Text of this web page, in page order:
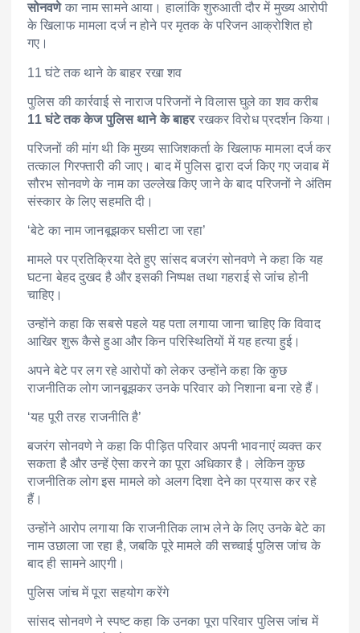
सोनवणेका नाम सामने आया। हालांकि शुरुआती दौर में मुख्य आरोपी
के खिलाफ मामला दर्ज न होने पर मृतक के परिजन आक्रोशित हो
गए।
11 घंटे तक थाने के बाहर रखा शव
पुलिस की कार्रवाई से नाराज परिजनों ने विलास घुले का शव करीब
11 घंटे तक केज पुलिस थाने के बाहररखकर विरोध प्रदर्शन किया।
परिजनों की मांग थी कि मुख्य साजिशकर्ता के खिलाफ मामला दर्ज कर
तत्काल गिरफ्तारी की जाए। बाद में पुलिस द्वारा दर्ज किए गए जवाब में
सौरभ सोनवणे के नाम का उल्लेख किए जाने के बाद परिजनों ने अंतिम
संस्कार के लिए सहमति दी।
‘बेटे का नाम जानबूझकर घसीटा जा रहा’
मामले पर प्रतिक्रिया देते हुए सांसद बजरंग सोनवणे ने कहा कि यह
घटना बेहद दुखद है और इसकी निष्पक्ष तथा गहराई से जांच होनी
चाहिए।
उन्होंने कहा कि सबसे पहले यह पता लगाया जाना चाहिए कि विवाद
आखिर शुरू कैसे हुआ और किन परिस्थितियों में यह हत्या हुई।
अपने बेटे पर लग रहे आरोपों को लेकर उन्होंने कहा कि कुछ
राजनीतिक लोग जानबूझकर उनके परिवार को निशाना बना रहे हैं।
‘यह पूरी तरह राजनीति है’
बजरंग सोनवणे ने कहा कि पीड़ित परिवार अपनी भावनाएं व्यक्त कर
सकता है और उन्हें ऐसा करने का पूरा अधिकार है। लेकिन कुछ
राजनीतिक लोग इस मामले को अलग दिशा देने का प्रयास कर रहे
हैं।
उन्होंने आरोप लगाया कि राजनीतिक लाभ लेने के लिए उनके बेटे का
नाम उछाला जा रहा है, जबकि पूरे मामले की सच्चाई पुलिस जांच के
बाद ही सामने आएगी।
पुलिस जांच में पूरा सहयोग करेंगे
सांसद सोनवणे ने स्पष्ट कहा कि उनका पूरा परिवार पुलिस जांच में